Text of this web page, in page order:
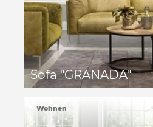
Sofa "GRANADA"
Wohnen